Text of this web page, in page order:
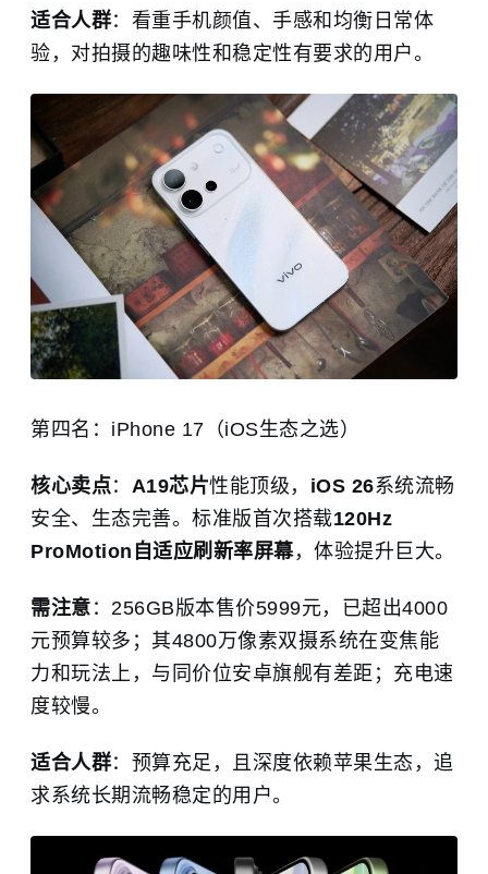
适合人群：看重手机颜值、手感和均衡日常体
验，对拍摄的趣味性和稳定性有要求的用户。
第四名：iPhone 17（iOS生态之选）
核心卖点： A19芯片性能顶级， iOS 26系统流畅
安全、生态完善。标准版首次搭载120Hz
ProMotion自适应刷新率屏幕，体验提升巨大。
需注意 ：256GB版本售价5999元，已超出4000
元预算较多；其4800万像素双摄系统在变焦能
力和玩法上，与同价位安卓旗舰有差距；充电速
度较慢。
适合人群：预算充足，且深度依赖苹果生态，追
求系统长期流畅稳定的用户。